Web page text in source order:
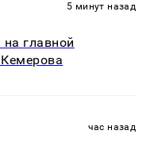
5 минут назад
главной
час назад